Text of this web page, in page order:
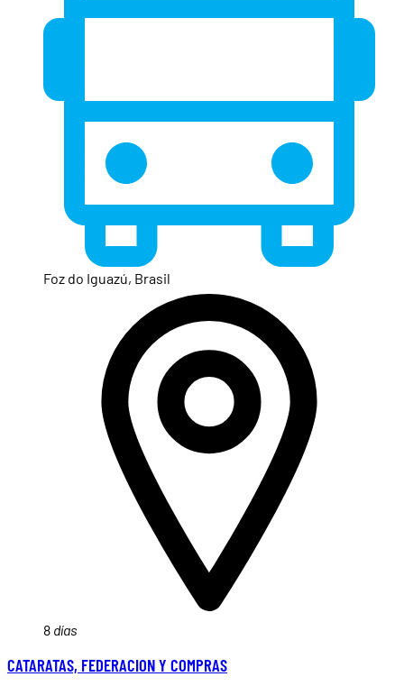
Foz do Iguazú, Brasil
8 días
CATARATAS, FEDERACION Y COMPRAS